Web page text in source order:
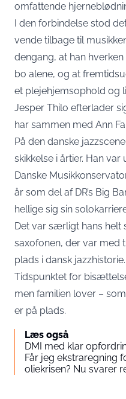
omfattende
I den forbindelse stod
vende tilbage til
dengang, at han
bo alene, og at
et plejehjemsophold og
Jesper Thilo efterlader
har sammen med Ann
På den danske
skikkelse i årtier. Han
Danske
år som del af DR’s Big
hellige sig sin
Det var særligt hans
saxofonen, der var med
plads i dansk jazzhistorie.
Tidspunktet for
men familien lover –
er på plads.
Læs også
DMI med klar
Får jeg ekstraregning
oliekrisen? Nu svarer